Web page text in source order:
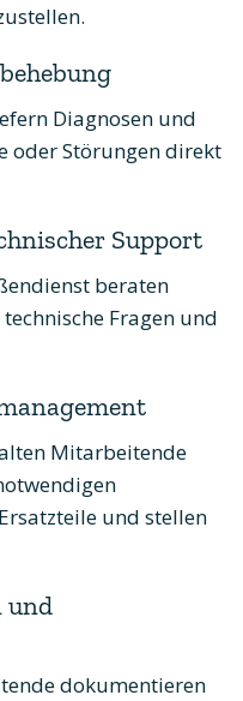
Diagnosen und
oder Störungen direkt
Support
beraten
Fragen und
Mitarbeitende
und stellen
und
dokumentieren